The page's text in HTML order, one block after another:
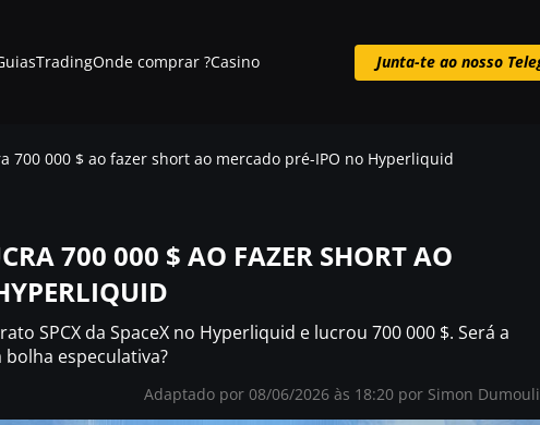
TradingOnde comprar ?Casino Junta-te ao nosso
700 000 $ ao fazer short ao mercado pré-IPO no Hyperliquid
700 000 $ AO FAZER SHORT AO
SPCX da SpaceX no Hyperliquid e lucrou 700 000 $. Será a
especulativa?
Adaptado por 08/06/2026 às 18:20 por Simon